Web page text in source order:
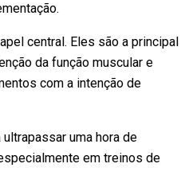
central. Eles são a principal
da função muscular e
com a intenção de
uma hora de
em treinos de